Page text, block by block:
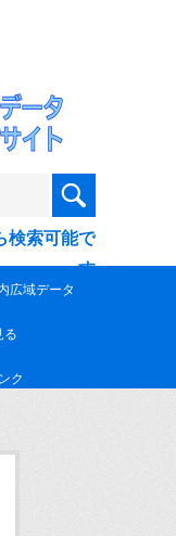
検索可能で
す
広域データ
る
ク